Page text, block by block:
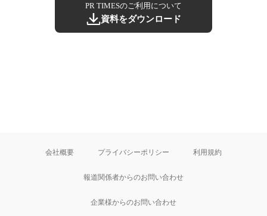
PR TIMESのご利用について
資料をダウンロード
会社概要 プライバシーポリシー 利用規約
報道関係者からのお問い合わせ
企業様からのお問い合わせ